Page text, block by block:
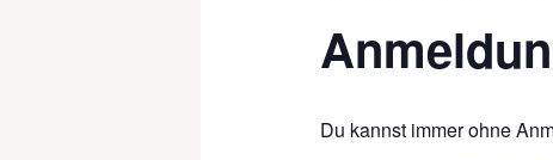
Du kannst immer ohne